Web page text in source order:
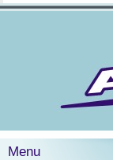
Menu